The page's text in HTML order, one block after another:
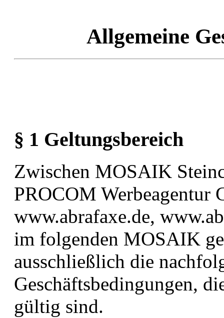
Allgemeine
§ 1 Geltungsbereich
Zwischen MOSAIK
PROCOM Werbeagentur
www.abrafaxe.de,
im folgenden MOSAIK
ausschließlich die
Geschäftsbedingungen,
gültig sind.